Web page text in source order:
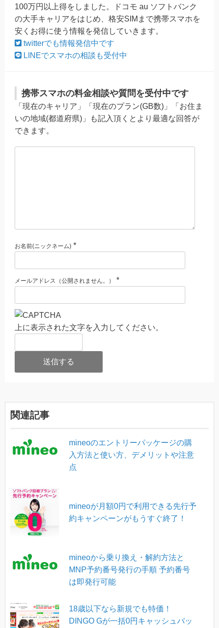
100万円以上得をしました。ドコモ au ソフトバンク
の大手キャリアをはじめ、格安SIMまで携帯スマホを
安くお得に使う情報を発信していきます。
twitterでも情報発信中です
LINEでスマホの相談も受付中
携帯スマホの料金相談や質問を受付中です
「現在のキャリア」「現在のプラン(GB数)」「お住ま
いの地域(都道府県)」も記入頂くとより最適な回答が
できます。
お名前(ニックネーム) *
メールアドレス（公開されません。） *
上に表示された文字を入力してください。
関連記事
mineoのエントリーパッケージの購
入方法と使い方、デメリットや注意
点
mineoが月額0円で利用できる先行予
約キャンペーンがもうすぐ終了！
mineoから乗り換え・解約方法と
MNP予約番号発行の手順 予約番号
は即発行可能
18歳以下なら新規でも特価！
DINGO Gが一括0円キャッシュバッ